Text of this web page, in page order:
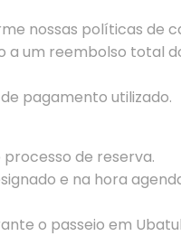
nossas políticas de
a um reembolso total
pagamento utilizado.
de reserva.
e na hora
o passeio em